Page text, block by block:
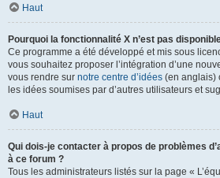
Haut
Pourquoi la fonctionnalité X n’est pas
Ce programme a été développé et mis sous
vous souhaitez proposer l’intégration d’une
vous rendre sur notre centre d’idées (en anglais)
les idées soumises par d’autres utilisateurs et
Haut
Qui dois-je contacter à propos de problèmes
à ce forum ?
Tous les administrateurs listés sur la page «